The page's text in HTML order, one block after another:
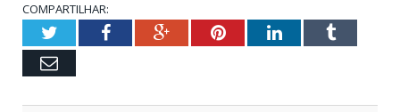
COMPARTILHAR:
TwitterFacebookGoogle+PinterestLinkedInTumblr
Email